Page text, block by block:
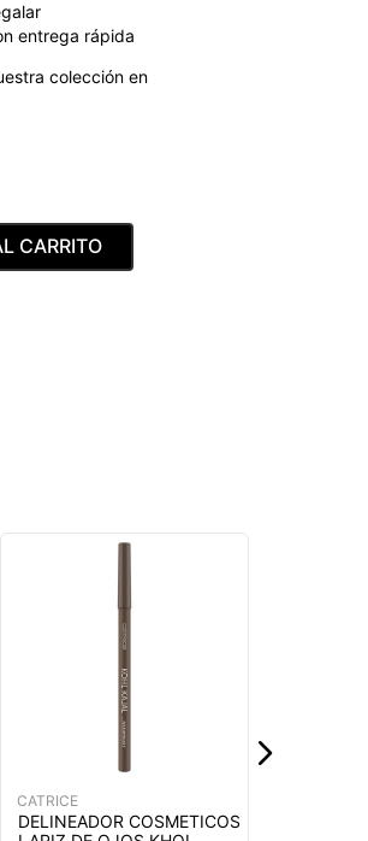
entrega rápida
colección en
CARRITO
CATRICE
DELINEADOR COSMETICOS